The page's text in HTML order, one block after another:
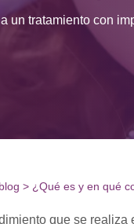
un tratamiento con
blog > ¿Qué es y en qué
que se